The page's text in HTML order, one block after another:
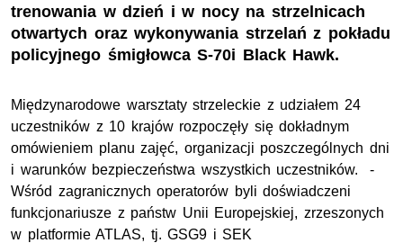
trenowania w dzień i w nocy na strzelnicach
otwartych oraz wykonywania strzelań z pokładu
policyjnego śmigłowca S-70i Black Hawk.
Międzynarodowe warsztaty strzeleckie z udziałem 24
uczestników z 10 krajów rozpoczęły się dokładnym
omówieniem planu zajęć, organizacji poszczególnych dni
i warunków bezpieczeństwa wszystkich uczestników. -
Wśród zagranicznych operatorów byli doświadczeni
funkcjonariusze z państw Unii Europejskiej, zrzeszonych
w platformie ATLAS, tj. GSG9 i SEK